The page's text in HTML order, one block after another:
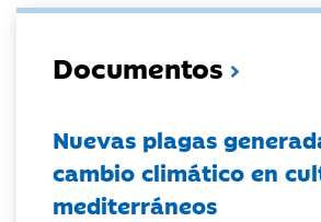
Documentos
Nuevas plagas
cambio climático en
mediterráneos